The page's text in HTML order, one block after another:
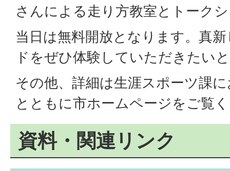
さんによる走り方教室とトーク
当日は無料開放となります。真
ドをぜひ体験していただきたい
その他、詳細は生涯スポーツ課
とともに市ホームページをご覧
資料・関連リンク